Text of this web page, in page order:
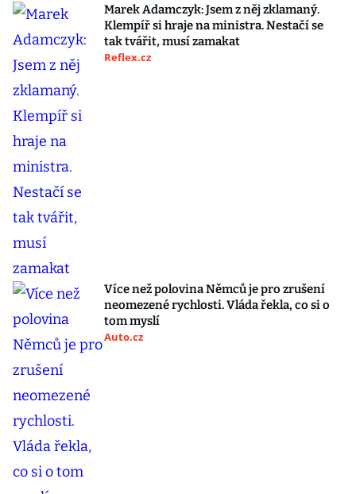
Marek Adamczyk: Jsem z něj zklamaný.
Klempíř si hraje na ministra. Nestačí se
tak tvářit, musí zamakat
Reflex.cz
Více než polovina Němců je pro zrušení
neomezené rychlosti. Vláda řekla, co si o
tom myslí
Auto.cz